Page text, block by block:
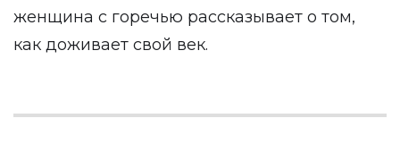
женщина с горечью рассказывает о том,
как доживает свой век.